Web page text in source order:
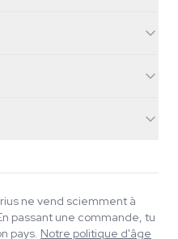
ne vend sciemment à
passant une commande, tu
pays. Notre politique d'âge